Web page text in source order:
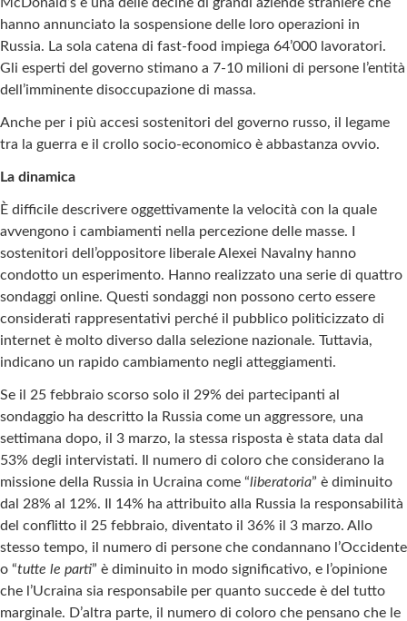
McDonald’s è una delle decine di grandi aziende straniere che
hanno annunciato la sospensione delle loro operazioni in
Russia. La sola catena di fast-food impiega 64’000 lavoratori.
Gli esperti del governo stimano a 7-10 milioni di persone l’entità
dell’imminente disoccupazione di massa.
Anche per i più accesi sostenitori del governo russo, il legame
tra la guerra e il crollo socio-economico è abbastanza ovvio.
La dinamica
È difficile descrivere oggettivamente la velocità con la quale
avvengono i cambiamenti nella percezione delle masse. I
sostenitori dell’oppositore liberale Alexei Navalny hanno
condotto un esperimento. Hanno realizzato una serie di quattro
sondaggi online. Questi sondaggi non possono certo essere
considerati rappresentativi perché il pubblico politicizzato di
internet è molto diverso dalla selezione nazionale. Tuttavia,
indicano un rapido cambiamento negli atteggiamenti.
Se il 25 febbraio scorso solo il 29% dei partecipanti al
sondaggio ha descritto la Russia come un aggressore, una
settimana dopo, il 3 marzo, la stessa risposta è stata data dal
53% degli intervistati. Il numero di coloro che considerano la
missione della Russia in Ucraina come “liberatoria” è diminuito
dal 28% al 12%. Il 14% ha attribuito alla Russia la responsabilità
del conflitto il 25 febbraio, diventato il 36% il 3 marzo. Allo
stesso tempo, il numero di persone che condannano l’Occidente
o “tutte le parti” è diminuito in modo significativo, e l’opinione
che l’Ucraina sia responsabile per quanto succede è del tutto
marginale. D’altra parte, il numero di coloro che pensano che le